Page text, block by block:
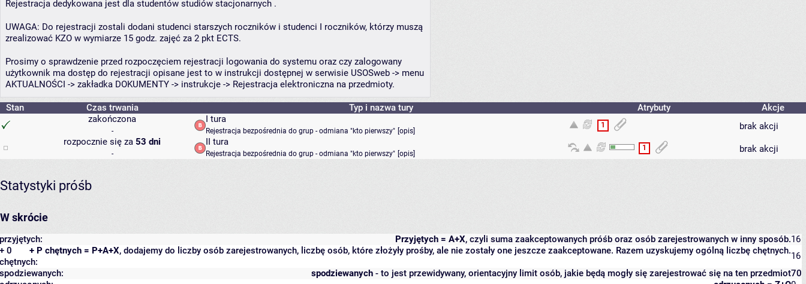
Rejestracja dedykowana jest dla studentów studiów stacjonarnych .
UWAGA: Do rejestracji zostali dodani studenci starszych roczników i studenci I roczników, którzy muszą
zrealizować KZO w wymiarze 15 godz. zajęć za 2 pkt ECTS.
Prosimy o sprawdzenie przed rozpoczęciem rejestracji logowania do systemu oraz czy zalogowany
użytkownik ma dostęp do rejestracji opisane jest to w instrukcji dostępnej w serwisie USOSweb -> menu
AKTUALNOŚCI -> zakładka DOKUMENTY -> instrukcje -> Rejestracja elektroniczna na przedmioty.
Stan Czas trwania Typ i nazwa tury Atrybuty
Akcje
zakończona
-
I tura
Rejestracja bezpośrednia do grup - odmiana "kto pierwszy" opis
1
brak akcji
rozpocznie się za 53 dni
-
II tura
Rejestracja bezpośrednia do grup - odmiana "kto pierwszy" opis
1 brak akcji
Statystyki próśb
W skrócie
Przyjętych = A+X, czyli suma zaakceptowanych próśb oraz osób zarejestrowanych w inny sposób.
przyjętych:
16
+ P chętnych = P+A+X, dodajemy do liczby osób zarejestrowanych, liczbę osób, które złożyły prośby, ale nie zostały one jeszcze zaakceptowane. Razem uzyskujemy ogólną liczbę chętnych.
+ 0
chętnych:
16
spodziewanych - to jest przewidywany, orientacyjny limit osób, jakie będą mogły się zarejestrować się na ten przedmiot
spodziewanych:
70